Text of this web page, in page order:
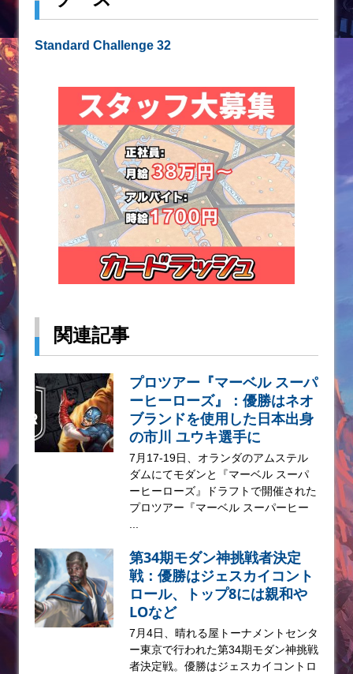
Standard Challenge 32
関連記事
プロツアー『マーベル スーパ
ーヒーローズ』：優勝はネオ
ブランドを使用した日本出身
の市川 ユウキ選手に
7月17-19日、オランダのアムステル
ダムにてモダンと『マーベル スーパ
ーヒーローズ』ドラフトで開催された
プロツアー『マーベル スーパーヒー
...
第34期モダン神挑戦者決定
戦：優勝はジェスカイコント
ロール、トップ8には親和や
LOなど
7月4日、晴れる屋トーナメントセンタ
ー東京で行われた第34期モダン神挑戦
者決定戦。優勝はジェスカイコントロ